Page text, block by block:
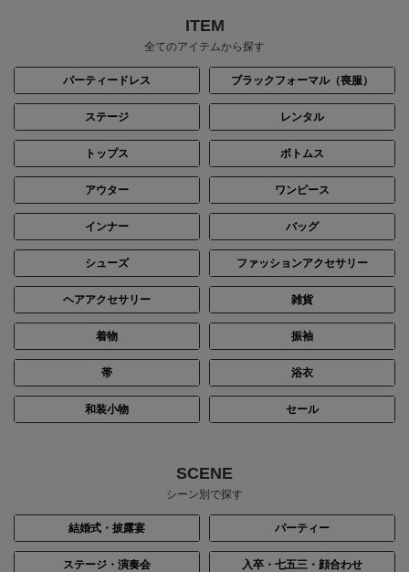
身長：158cm 身長：156cm
ITEM
全てのアイテムから探す
パーティードレス ブラックフォーマル（喪服）
ステージ レンタル
トップス ボトムス
アウター ワンピース
インナー バッグ
シューズ ファッションアクセサリー
ヘアアクセサリー 雑貨
着物 振袖
帯 浴衣
和装小物 セール
SCENE
シーン別で探す
結婚式・披露宴 パーティー
ステージ・演奏会 入卒・七五三・顔合わせ